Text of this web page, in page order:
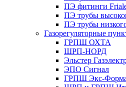
ПЭ фитинги
ПЭ трубы
ПЭ трубы
Газорегуляторные
ГРПШ ОХТА
ШРП-НОРД
Эльстер
ЭПО Сигнал
ГРПШ Экс-